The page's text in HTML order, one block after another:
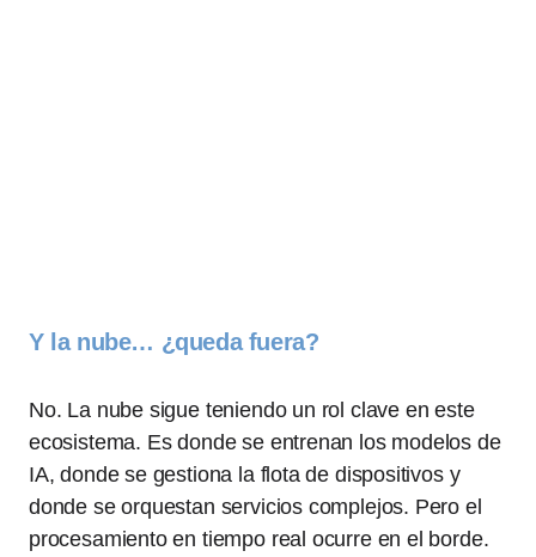
Y la nube… ¿queda fuera?
No. La nube sigue teniendo un rol clave en este
ecosistema. Es donde se entrenan los modelos de
IA, donde se gestiona la flota de dispositivos y
donde se orquestan servicios complejos. Pero el
procesamiento en tiempo real ocurre en el borde.